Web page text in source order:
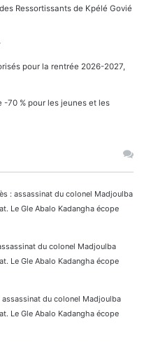
Ressortissants de Kpélé Govié
pour la rentrée 2026-2027,
-70 % pour les jeunes et les
: assassinat du colonel Madjoulba
Le Gle Abalo Kadangha écope
du colonel Madjoulba
Le Gle Abalo Kadangha écope
du colonel Madjoulba
Le Gle Abalo Kadangha écope